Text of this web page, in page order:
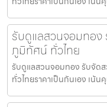
รับดูแลสวนจอมทอ
ภูมิทัศน์ ทั่วไทย
รับดูแลสวนจอมทอง รับจั
ทั่วไทยราคาเป็นกันเอง เน้